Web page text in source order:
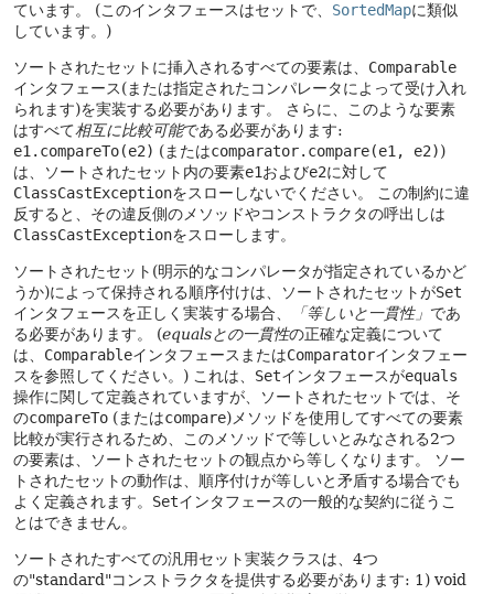
ています。
(このインタフェースはセットで、 SortedMapに類似
しています。)
ソートされたセットに挿入されるすべての要素は、 Comparable
インタフェース(または指定されたコンパレータによって受け入れ
られます)を実装する必要があります。
さらに、このような要素
はすべて相互に比較可能である必要があります:
e1.compareTo(e2) (またはcomparator.compare(e1, e2))
は、ソートされたセット内の要素e1およびe2に対して
ClassCastExceptionをスローしないでください。
この制約に違
反すると、その違反側のメソッドやコンストラクタの呼出しは
ClassCastExceptionをスローします。
ソートされたセット(明示的なコンパレータが指定されているかど
うか)によって保持される順序付けは、ソートされたセットがSet
インタフェースを正しく実装する場合、
「等しいと一貫性」 であ
る必要があります。
(equalsとの一貫性の正確な定義について
は、 ComparableインタフェースまたはComparatorインタフェー
スを参照してください。) これは、 Setインタフェースがequals
操作に関して定義されていますが、ソートされたセットでは、そ
のcompareTo (またはcompare)メソッドを使用してすべての要素
比較が実行されるため、このメソッドで等しいとみなされる2つ
の要素は、ソートされたセットの観点から等しくなります。
ソー
トされたセットの動作は、順序付けが等しいと矛盾する場合でも
よく定義されます。 Setインタフェースの一般的な契約に従うこ
とはできません。
ソートされたすべての汎用セット実装クラスは、4つ
の"standard"コンストラクタを提供する必要があります: 1) void